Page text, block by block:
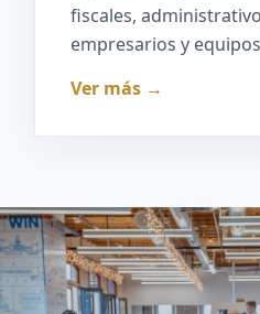
fiscales,
empresarios y
Ver más →